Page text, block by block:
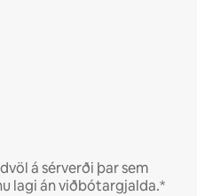
á sérverði þar sem
lagi án viðbótargjalda.*